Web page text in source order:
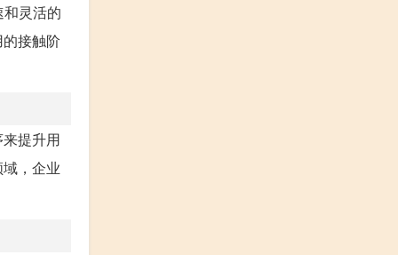
灵活的
接触阶
提升用
，企业